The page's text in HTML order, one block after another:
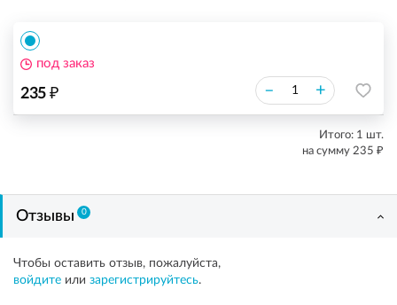
235 ₽ – +
под заказ
Итого: 1 шт.
на сумму 235 ₽
Отзывы 0
Чтобы оставить отзыв, пожалуйста,
войдите или зарегистрируйтесь.